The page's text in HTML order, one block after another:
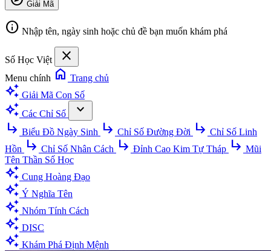
Giải Mã
info Nhập tên, ngày sinh hoặc chủ đề bạn muốn khám phá
Số Học Việt close
Menu chính home Trang chủ
auto_awesome Giải Mã Con Số
auto_awesome Các Chỉ Số
expand_more
subdirectory_arrow_right Biểu Đồ Ngày Sinh subdirectory_arrow_right Chỉ Số Đường Đời subdirectory_arrow_right Chỉ Số Linh
Hồn subdirectory_arrow_right Chỉ Số Nhân Cách subdirectory_arrow_right Đỉnh Cao Kim Tự Tháp subdirectory_arrow_right Mũi
Tên Thần Số Học
auto_awesome Cung Hoàng Đạo
auto_awesome Ý Nghĩa Tên
auto_awesome Nhóm Tính Cách
auto_awesome DISC
auto_awesome Khám Phá Định Mệnh